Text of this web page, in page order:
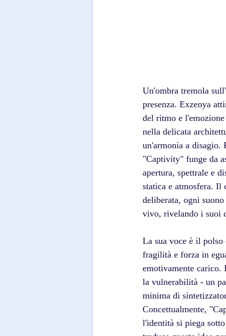
Un'ombra tremola
presenza. Exzenya
del ritmo e l'emozione
nella delicata
un'armonia a disagio.
"Captivity" funge da
apertura, spettrale e
statica e atmosfera. Il
deliberata, ogni
vivo, rivelando i suoi
La sua voce è il polso
fragilità e forza in
emotivamente carico.
la vulnerabilità - un
minima di
Concettualmente,
l'identità si piega